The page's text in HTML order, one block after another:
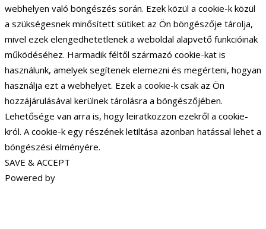
webhelyen való böngészés során. Ezek közül a cookie-k közül
a szükségesnek minősített sütiket az Ön böngészője tárolja,
mivel ezek elengedhetetlenek a weboldal alapvető funkcióinak
működéséhez. Harmadik féltől származó cookie-kat is
használunk, amelyek segítenek elemezni és megérteni, hogyan
használja ezt a webhelyet. Ezek a cookie-k csak az Ön
hozzájárulásával kerülnek tárolásra a böngészőjében.
Lehetősége van arra is, hogy leiratkozzon ezekről a cookie-
król. A cookie-k egy részének letiltása azonban hatással lehet a
böngészési élményére.
SAVE & ACCEPT
Powered by